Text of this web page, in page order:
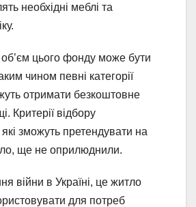
необхідні меблі та
об’єм цього фонду може бути
чином певні категорії
отримати безкоштовне
Критерії відбору
зможуть претендувати на
ще не оприлюднили.
війни в Україні, це житло
для потреб